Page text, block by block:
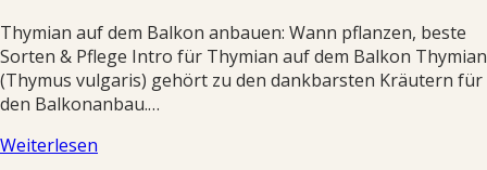
Thymian auf dem Balkon anbauen: Wann pflanzen, beste
Sorten & Pflege Intro für Thymian auf dem Balkon Thymian
(Thymus vulgaris) gehört zu den dankbarsten Kräutern für
den Balkonanbau.…
Weiterlesen